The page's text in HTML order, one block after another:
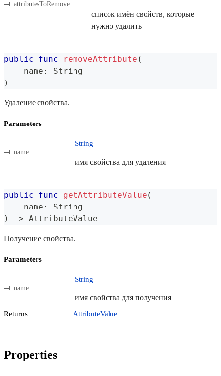
attributesToRemove
список имён свойств, которые
нужно удалить
public func removeAttribute (
    name
:
String
)
Удаление свойства.
Parameters
name
String
имя свойства для удаления
public func getAttributeValue (
    name
:
String
)
-> AttributeValue
Получение свойства.
Parameters
name
String
имя свойства для получения
Returns AttributeValue
Properties